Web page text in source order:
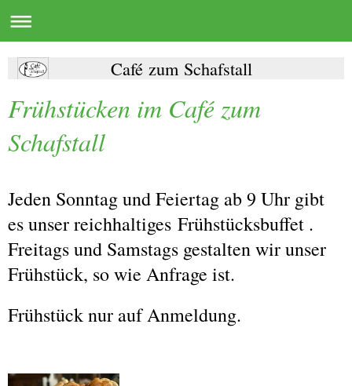
Café zum Schafstall
Frühstücken im Café zum
Schafstall
Jeden Sonntag und Feiertag ab 9 Uhr gibt
es unser reichhaltiges Frühstücksbuffet .
Freitags und Samstags gestalten wir unser
Frühstück, so wie Anfrage ist.
Frühstück nur auf Anmeldung.